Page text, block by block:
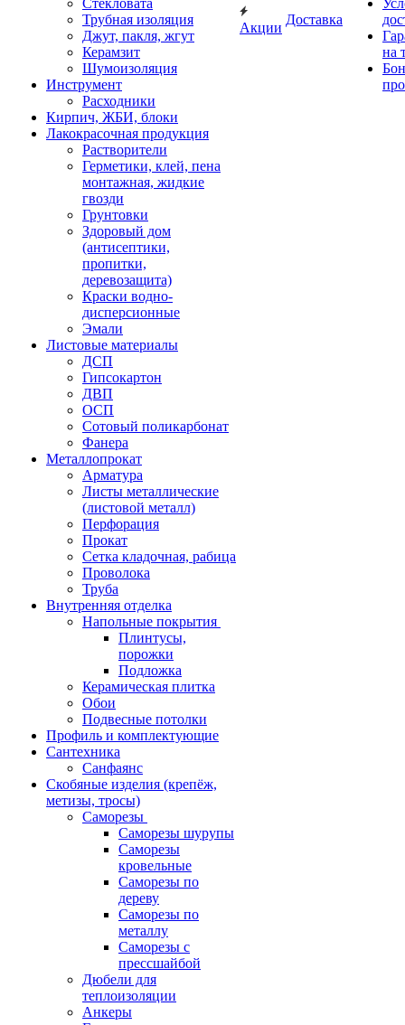
Стекловата
Трубная изоляция
Джут, пакля, жгут
Керамзит
Шумоизоляция
Инструмент
Расходники
Кирпич, ЖБИ, блоки
Лакокрасочная продукция
Растворители
Герметики, клей, пена
монтажная, жидкие
гвозди
Грунтовки
Здоровый дом
(антисептики,
пропитки,
деревозащита)
Краски водно-
дисперсионные
Эмали
Листовые материалы
ДСП
Гипсокартон
ДВП
ОСП
Сотовый поликарбонат
Фанера
Металлопрокат
Арматура
Листы металлические
(листовой металл)
Перфорация
Прокат
Сетка кладочная, рабица
Проволока
Труба
Внутренняя отделка
Напольные покрытия
Плинтусы,
порожки
Подложка
Керамическая плитка
Обои
Подвесные потолки
Профиль и комплектующие
Сантехника
Санфаянс
Скобяные изделия (крепёж,
метизы, тросы)
Саморезы
Саморезы шурупы
Саморезы
кровельные
Саморезы по
дереву
Саморезы по
металлу
Саморезы с
прессшайбой
Дюбели для
теплоизоляции
Анкеры
Акции
Доставка
на